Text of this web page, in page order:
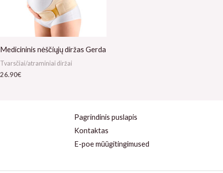
Medicininis nėščiųjų diržas Gerda
Tvarsčiai/atraminiai diržai
26.90€
Pagrindinis puslapis
Kontaktas
E-poe müügitingimused